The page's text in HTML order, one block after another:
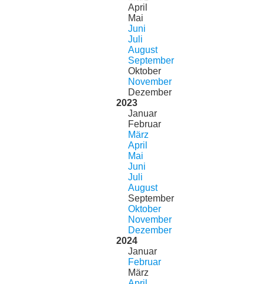
April
Mai
Juni
Juli
August
September
Oktober
November
Dezember
2023
Januar
Februar
März
April
Mai
Juni
Juli
August
September
Oktober
November
Dezember
2024
Januar
Februar
März